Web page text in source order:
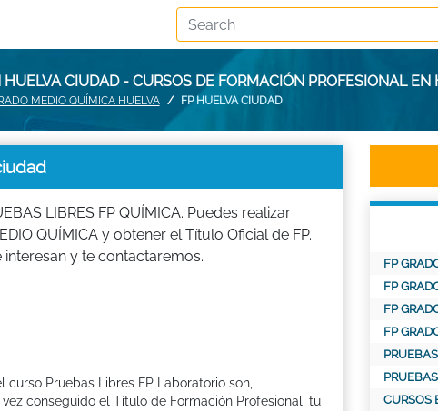
CIUDAD - CURSOS DE FORMACIÓN PROFESIONAL EN
MEDIO QUÍMICA HUELVA FP HUELVA CIUDAD
LIBRES FP QUÍMICA. Puedes realizar
QUÍMICA y obtener el Título Oficial de FP.
interesan y te contactaremos.
Pruebas Libres FP Laboratorio son,
conseguido el Título de Formación Profesional, tu
FP
FP
FP
FP
CURSOS